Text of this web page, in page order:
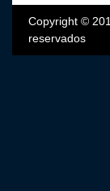
Copyright ©
reservados